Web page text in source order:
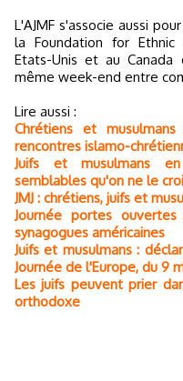
L'AJMF s'associe aussi
la Foundation for Ethnic
Etats-Unis et au
même week-end entre
Lire aussi :
Chrétiens et
rencontres islamo-
Juifs et musulmans
semblables qu'on ne le
JMJ : chrétiens, juifs et
Journée portes
synagogues américaines
Juifs et musulmans :
Journée de l'Europe, du 9
Les juifs peuvent prier
orthodoxe